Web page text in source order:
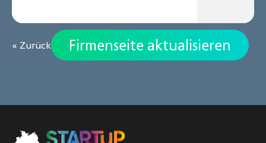
« Zurück Firmenseite aktualisieren